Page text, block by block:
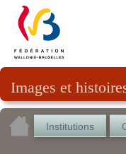
Images et
Institutions